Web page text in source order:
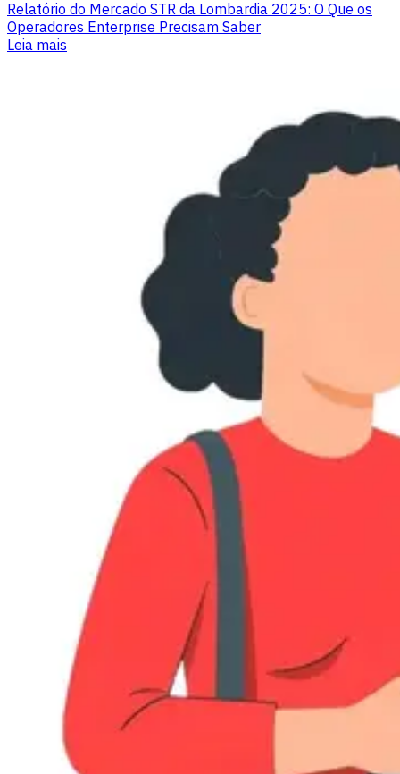
Relatório do Mercado STR da Lombardia 2025: O Que os
Operadores Enterprise Precisam Saber
Leia mais